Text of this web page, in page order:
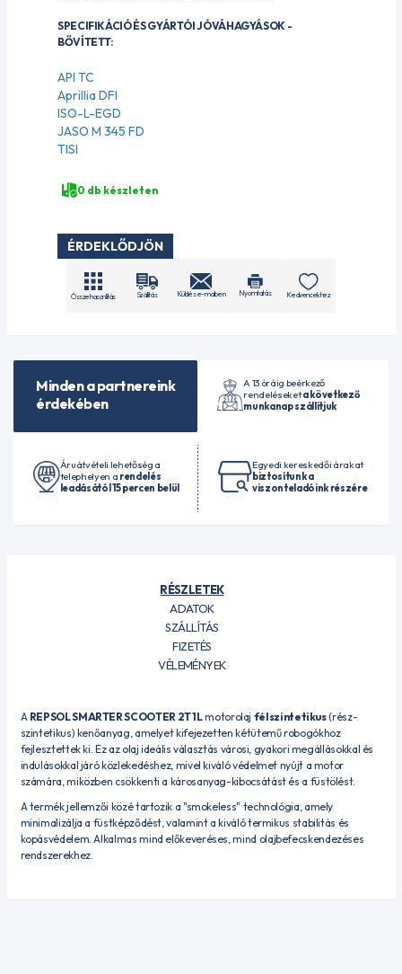
SPECIFIKÁCIÓ ÉS GYÁRTÓI JÓVÁHAGYÁSOK -
BŐVÍTETT:
API TC
Aprillia DFI
ISO-L-EGD
JASO M 345 FD
TISI
0 db készleten
ÉRDEKLŐDJÖN
Összehasonlítás Szállítás Küldés e-mailben Nyomtatás Kedvencekhez
Minden a partnereink
érdekében
A 13 óráig beérkező
rendeléseketa következő
munkanap szállítjuk
Áruátvételi lehetőség a
telephelyen a rendelés
leadásától 15 percen belül
Egyedi kereskedői árakat
biztosítunk a
viszonteladóink részére
RÉSZLETEK
ADATOK
SZÁLLÍTÁS
FIZETÉS
VÉLEMÉNYEK
A REPSOL SMARTER SCOOTER 2T 1Lmotorolaj félszintetikus(rész-
szintetikus) kenőanyag, amelyet kifejezetten kétütemű robogókhoz
fejlesztettek ki. Ez az olaj ideális választás városi, gyakori megállásokkal és
indulásokkal járó közlekedéshez, mivel kiváló védelmet nyújt a motor
számára, miközben csökkenti a károsanyag-kibocsátást és a füstölést.
A termék jellemzői közé tartozik a "smokeless" technológia, amely
minimalizálja a füstképződést, valamint a kiváló termikus stabilitás és
kopásvédelem. Alkalmas mind előkeveréses, mind olajbefecskendezéses
rendszerekhez.